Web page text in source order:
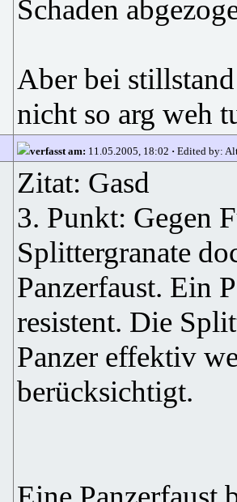
Schaden
Aber bei
nicht so arg weh
verfasst am: 11.05.2005, 18:02 · Edited by:
Zitat: Gasd
3. Punkt: Gegen
Splittergranate
Panzerfaust. Ein
resistent. Die
Panzer effektiv
berücksichtigt.